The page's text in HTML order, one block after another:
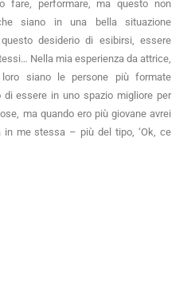
fare, performare, ma questo non
siano in una bella situazione
desiderio di esibirsi, essere
Nella mia esperienza da attrice,
siano le persone più formate
essere in uno spazio migliore per
ma quando ero più giovane avrei
me stessa – più del tipo, ‘Ok, ce